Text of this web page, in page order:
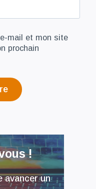
mail et mon site
prochain
!
avancer un